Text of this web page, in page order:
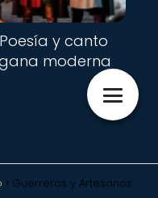
y canto
moderna
Guerreros y Artesanos: